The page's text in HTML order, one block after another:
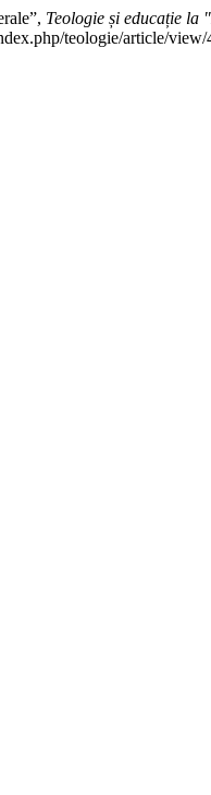
Teologie și educație la
teologie/article/